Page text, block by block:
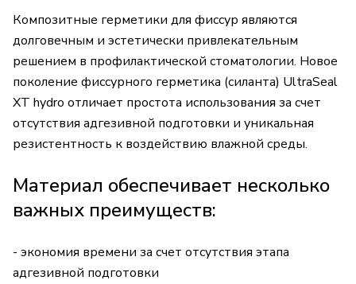
Композитные герметики для фиссур являются
долговечным и эстетически привлекательным
решением в профилактической стоматологии. Новое
поколение фиссурного герметика (силанта) UltraSeal
XT hydro отличает простота использования за счет
отсутствия адгезивной подготовки и уникальная
резистентность к воздействию влажной среды.
Материал обеспечивает несколько
важных преимуществ:
- экономия времени за счет отсутствия этапа
адгезивной подготовки